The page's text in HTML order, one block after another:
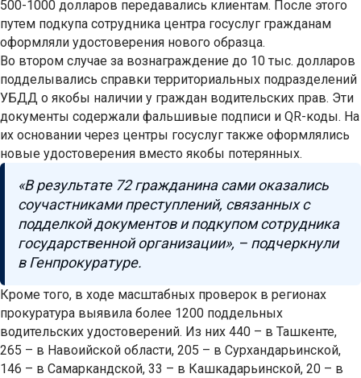
500-1000 долларов передавались клиентам. После этого
путем подкупа сотрудника центра госуслуг гражданам
оформляли удостоверения нового образца.
Во втором случае за вознаграждение до 10 тыс. долларов
подделывались справки территориальных подразделений
УБДД о якобы наличии у граждан водительских прав. Эти
документы содержали фальшивые подписи и QR-коды. На
их основании через центры госуслуг также оформлялись
новые удостоверения вместо якобы потерянных.
«В результате 72 гражданина сами оказались
соучастниками преступлений, связанных с
подделкой документов и подкупом сотрудника
государственной организации», – подчеркнули
в Генпрокуратуре.
Кроме того, в ходе масштабных проверок в регионах
прокуратура выявила более 1200 поддельных
водительских удостоверений. Из них 440 – в Ташкенте,
265 – в Навоийской области, 205 – в Сурхандарьинской,
146 – в Самаркандской, 33 – в Кашкадарьинской, 20 – в